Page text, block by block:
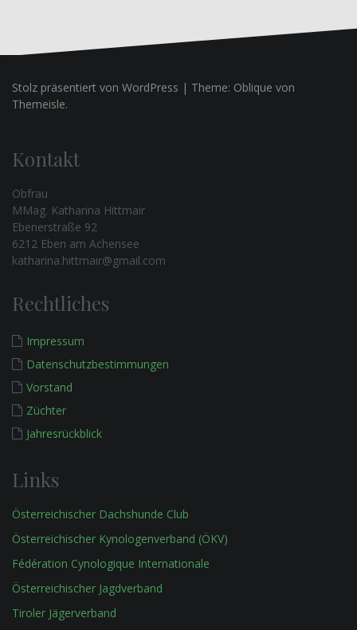
Stolz präsentiert von WordPress | Theme: Oblique von
Themeisle.
Kontakt
Obfrau
MMag. Katharina Hittmair
Ebenerstraße 92
6212 Eben am Achensee
katharina.hittmair@gmail.com
Rechtliches
Impressum
Datenschutzbestimmungen
Vorstand
Züchter
Jahresrückblick
Links
Österreichischer Dachshunde Club
Österreichischer Kynologenverband (ÖKV)
Fédération Cynologique Internationale
Österreichischer Jagdverband
Tiroler Jägerverband